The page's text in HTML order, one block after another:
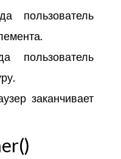
пользователь
пользователь
заканчивает